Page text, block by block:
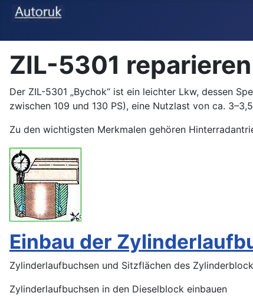
ZIL-5301 reparieren
Der ZIL-5301 „Bychok“ ist ein leichter Lkw, dessen
zwischen 109 und 130 PS), eine Nutzlast von ca.
Zu den wichtigsten Merkmalen gehören
Einbau der
Zylinderlaufbuchsen und Sitzflächen des
Zylinderlaufbuchsen in den Dieselblock einbauen